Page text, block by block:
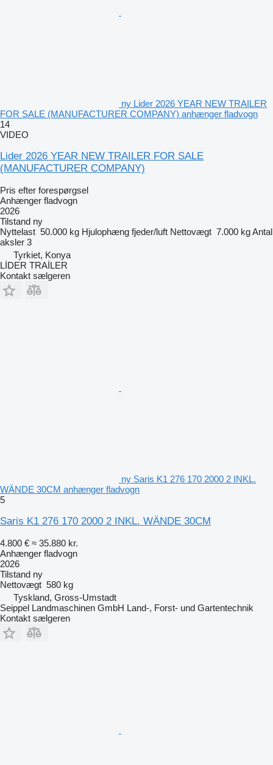
ny Lider 2026 YEAR NEW TRAILER
FOR SALE (MANUFACTURER COMPANY) anhænger fladvogn
14
VIDEO
Lider 2026 YEAR NEW TRAILER FOR SALE
(MANUFACTURER COMPANY)
Pris efter forespørgsel
Anhænger fladvogn
2026
Tilstand ny
Nyttelast 50.000 kg Hjulophæng fjeder/luft Nettovægt 7.000 kgAntal
aksler 3
Tyrkiet, Konya
LİDER TRAİLER
Kontakt sælgeren
ny Saris K1 276 170 2000 2 INKL.
WÄNDE 30CM anhænger fladvogn
5
Saris K1 276 170 2000 2 INKL. WÄNDE 30CM
4.800 € ≈ 35.880 kr.
Anhænger fladvogn
2026
Tilstand ny
Nettovægt 580 kg
Tyskland, Gross-Umstadt
Seippel Landmaschinen GmbH Land-, Forst- und Gartentechnik
Kontakt sælgeren